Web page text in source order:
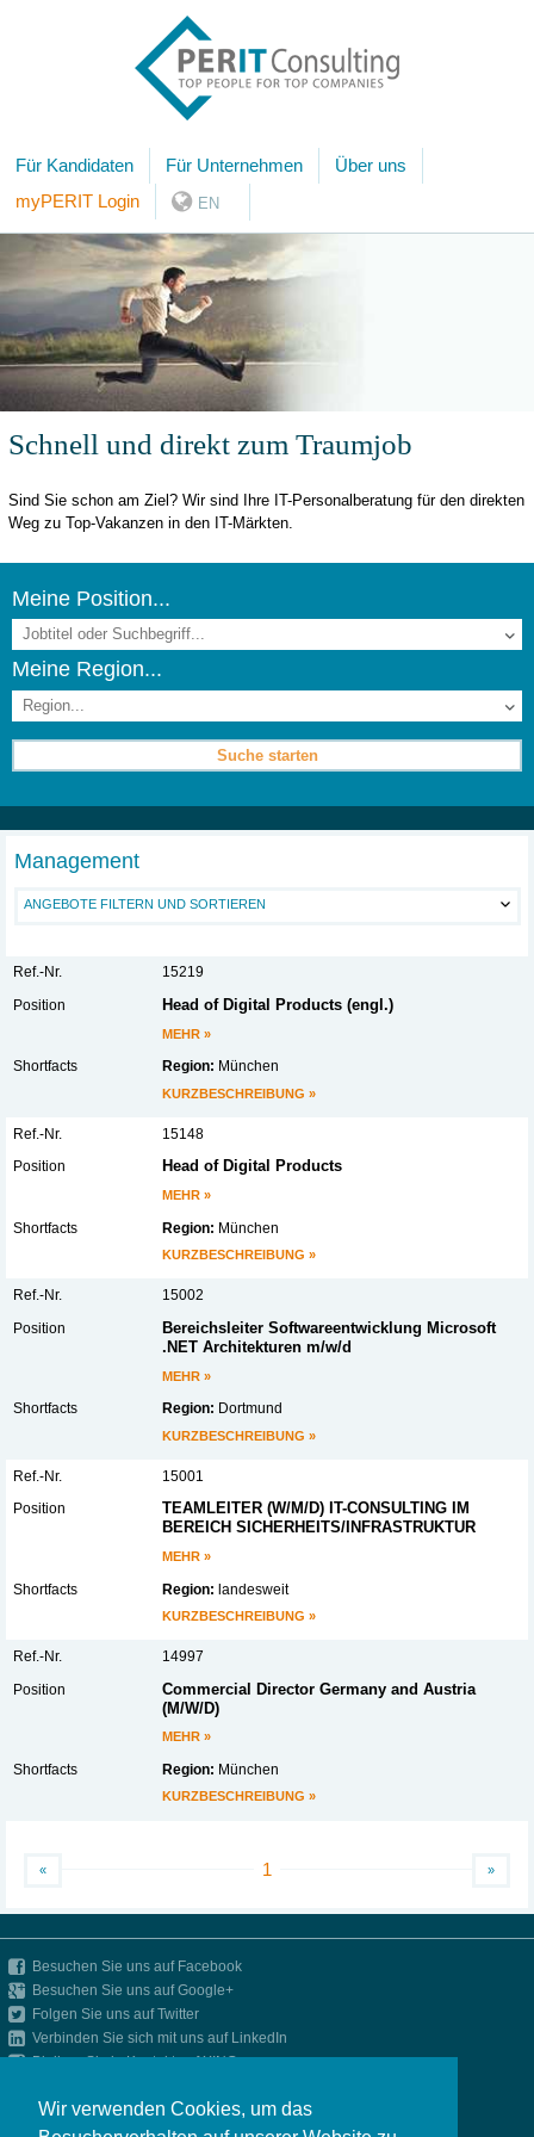
Wir verwenden Cookies, um das
Für Kandidaten Für Unternehmen
Über uns
myPERIT Login
EN
Schnell und direkt zum Traumjob
Sind Sie schon am Ziel? Wir sind Ihre IT-Personalberatung für den direkten
Weg zu Top-Vakanzen in den IT-Märkten.
Meine Position...
Meine Region...
Management
ANGEBOTE FILTERN UND SORTIEREN
15219
Head of Digital Products (engl.)
MEHR »
Region: München
KURZBESCHREIBUNG »
15148
Head of Digital Products
MEHR »
Region: München
KURZBESCHREIBUNG »
15002
Bereichsleiter Softwareentwicklung Microsoft
.NET Architekturen m/w/d
MEHR »
Region: Dortmund
KURZBESCHREIBUNG »
15001
TEAMLEITER (W/M/D) IT-CONSULTING IM
BEREICH SICHERHEITS/INFRASTRUKTUR
MEHR »
Region: landesweit
KURZBESCHREIBUNG »
14997
Commercial Director Germany and Austria
(M/W/D)
MEHR »
Region: München
KURZBESCHREIBUNG »
« 1 »
Besuchen Sie uns auf Facebook
Besuchen Sie uns auf Google+
Folgen Sie uns auf Twitter
Verbinden Sie sich mit uns auf LinkedIn
Bleiben Sie in Kontakt auf XING